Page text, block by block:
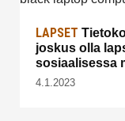
LAPSET
joskus olla
sosiaalisessa
4.1.2023